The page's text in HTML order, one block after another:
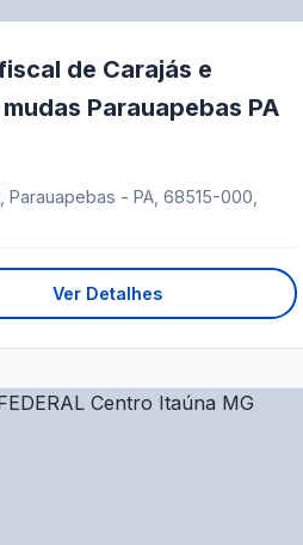
de Carajás e
Parauapebas PA
Parauapebas - PA, 68515-000,
Ver Detalhes